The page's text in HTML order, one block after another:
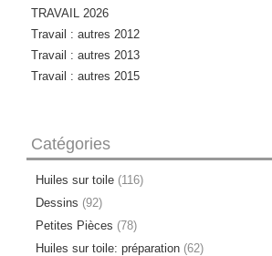
TRAVAIL 2026
Travail : autres 2012
Travail : autres 2013
Travail : autres 2015
Catégories
Huiles sur toile (116)
Dessins (92)
Petites Pièces (78)
Huiles sur toile: préparation (62)